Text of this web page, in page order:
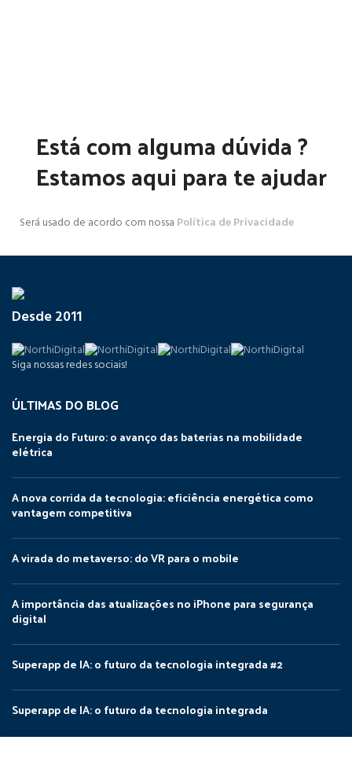
Está com alguma dúvida ?
Estamos aqui para te ajudar
Será usado de acordo com nossa Política de Privacidade
Desde 2011
Siga nossas redes sociais!
ÚLTIMAS DO BLOG
Energia do Futuro: o avanço das baterias na mobilidade
elétrica
A nova corrida da tecnologia: eficiência energética como
vantagem competitiva
A virada do metaverso: do VR para o mobile
A importância das atualizações no iPhone para segurança
digital
Superapp de IA: o futuro da tecnologia integrada #2
Superapp de IA: o futuro da tecnologia integrada